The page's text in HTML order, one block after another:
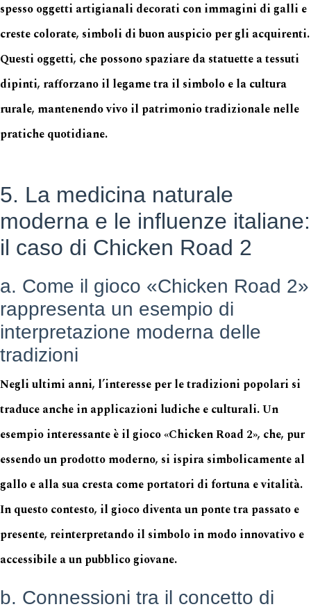
spesso oggetti artigianali decorati con immagini di galli e
creste colorate, simboli di buon auspicio per gli acquirenti.
Questi oggetti, che possono spaziare da statuette a tessuti
dipinti, rafforzano il legame tra il simbolo e la cultura
rurale, mantenendo vivo il patrimonio tradizionale nelle
pratiche quotidiane.
5. La medicina naturale
moderna e le influenze italiane:
il caso di Chicken Road 2
a. Come il gioco «Chicken Road 2»
rappresenta un esempio di
interpretazione moderna delle
tradizioni
Negli ultimi anni, l’interesse per le tradizioni popolari si
traduce anche in applicazioni ludiche e culturali. Un
esempio interessante è il gioco «Chicken Road 2», che, pur
essendo un prodotto moderno, si ispira simbolicamente al
gallo e alla sua cresta come portatori di fortuna e vitalità.
In questo contesto, il gioco diventa un ponte tra passato e
presente, reinterpretando il simbolo in modo innovativo e
accessibile a un pubblico giovane.
b. Connessioni tra il concetto di